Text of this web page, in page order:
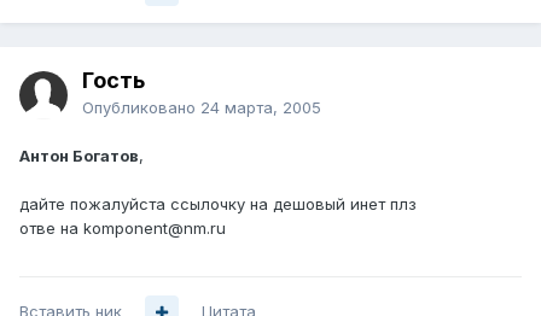
Гость
Опубликовано 24 марта, 2005
Антон Богатов,
дайте пожалуйста ссылочку на дешовый инет плз
отве на komponent@nm.ru
Вставить ник Цитата